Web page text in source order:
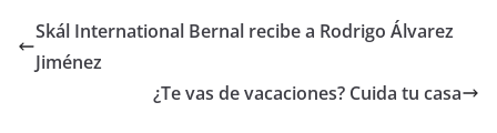
e
b
er l s
p
e
g
gr
m
p
tir
Skál International Bernal recibe a Rodrigo Álvarez
Jiménez
¿Te vas de vacaciones? Cuida tu casa